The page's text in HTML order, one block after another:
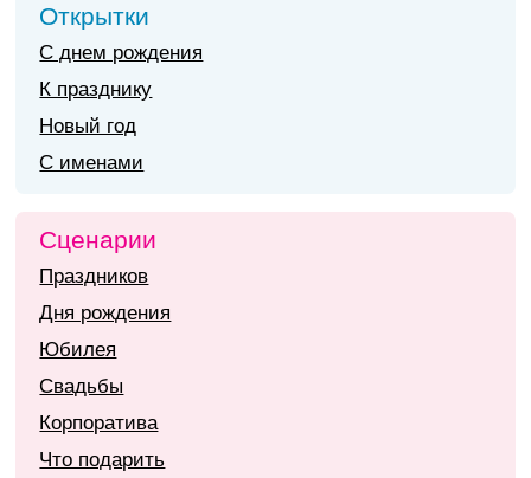
Открытки
С днем рождения
К празднику
Новый год
С именами
Сценарии
Праздников
Дня рождения
Юбилея
Свадьбы
Корпоратива
Что подарить